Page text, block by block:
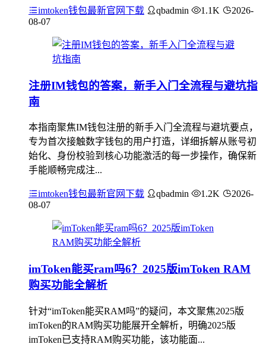
imtoken钱包最新官网下载 qbadmin 1.1K
2026-
08-07
注册IM钱包的答案，新手入门全流程与避坑指
南
本指南聚焦IM钱包注册的新手入门全流程与避坑要点，
专为首次接触数字钱包的用户打造，详细拆解从账号初
始化、身份校验到核心功能激活的每一步操作，确保新
手能顺畅完成注...
imtoken钱包最新官网下载 qbadmin 1.2K
2026-
08-07
imToken能买ram吗6？2025版imToken RAM
购买功能全解析
针对“imToken能买RAM吗”的疑问，本文聚焦2025版
imToken的RAM购买功能展开全解析，明确2025版
imToken已支持RAM购买功能，该功能面...